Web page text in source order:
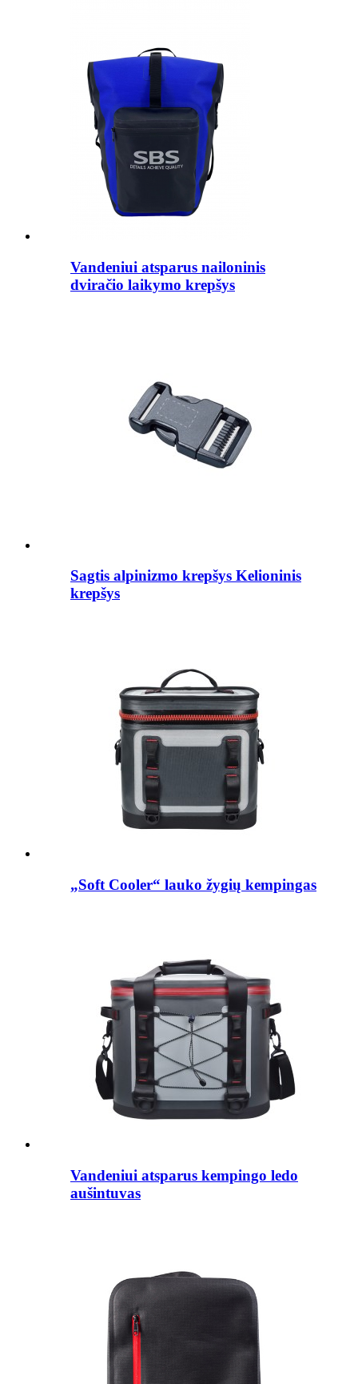
Vandeniui atsparus nailoninis
dviračio laikymo krepšys
Sagtis alpinizmo krepšys Kelioninis
krepšys
„Soft Cooler“ lauko žygių kempingas
Vandeniui atsparus kempingo ledo
aušintuvas